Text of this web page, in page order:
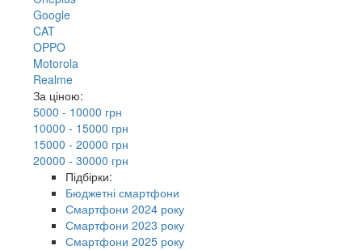
Google
CAT
OPPO
Motorola
Realme
За ціною:
5000 - 10000 грн
10000 - 15000 грн
15000 - 20000 грн
20000 - 30000 грн
Підбірки:
Бюджетні смартфони
Смартфони 2024 року
Смартфони 2023 року
Смартфони 2025 року